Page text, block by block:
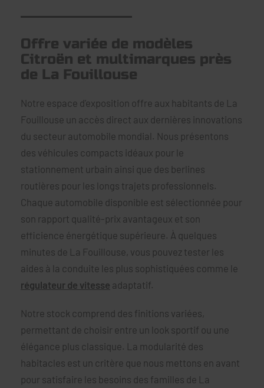
Offre variée de modèles
Citroën et multimarques près
de La Fouillouse
Notre espace d'exposition offre aux habitants de La
Fouillouse un accès direct aux dernières innovations
du secteur automobile mondial. Nous présentons
des véhicules compacts idéaux pour le
stationnement urbain ainsi que des berlines
routières pour les longs trajets professionnels.
Chaque automobile disponible est sélectionnée pour
son rapport qualité-prix avantageux et son
efficience énergétique supérieure. À quelques
minutes de La Fouillouse, vous pouvez tester les
aides à la conduite les plus sophistiquées comme le
régulateur de vitesse adaptatif.
Notre stock comprend des finitions variées,
permettant de choisir entre un look sportif ou une
élégance plus classique. La modularité des
habitacles est un critère que nous mettons en avant
pour satisfaire les besoins des familles de La